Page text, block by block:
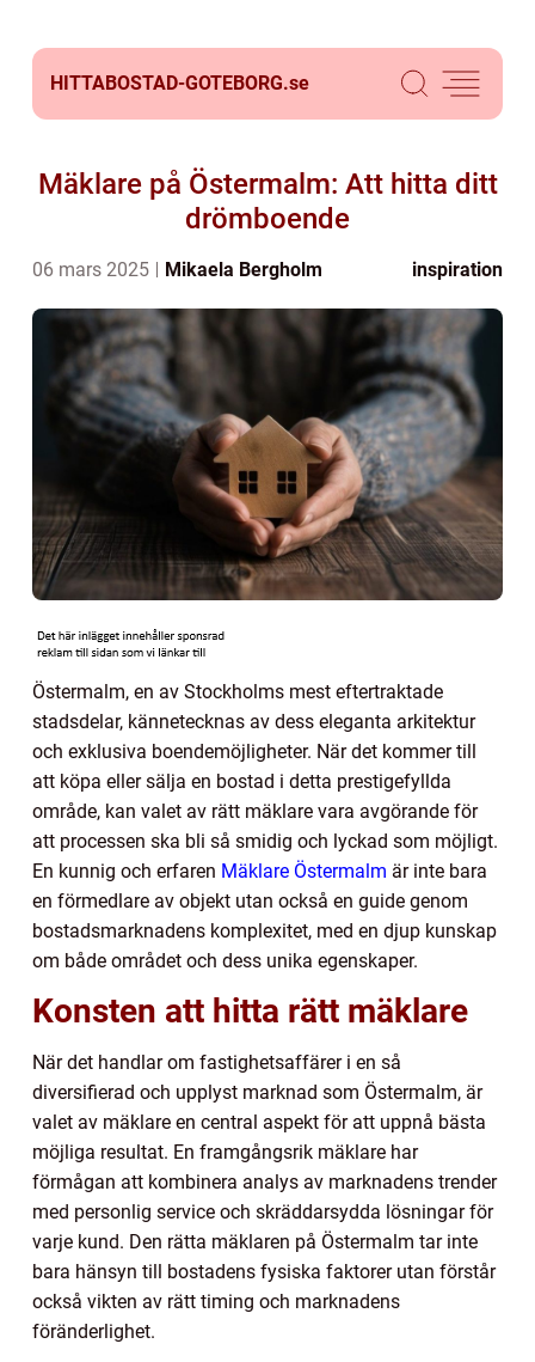
HITTABOSTAD-GOTEBORG.se
Mäklare på Östermalm: Att hitta ditt
drömboende
06 mars 2025 Mikaela Bergholm inspiration
Östermalm, en av Stockholms mest eftertraktade
stadsdelar, kännetecknas av dess eleganta arkitektur
och exklusiva boendemöjligheter. När det kommer till
att köpa eller sälja en bostad i detta prestigefyllda
område, kan valet av rätt mäklare vara avgörande för
att processen ska bli så smidig och lyckad som möjligt.
En kunnig och erfaren Mäklare Östermalm är inte bara
en förmedlare av objekt utan också en guide genom
bostadsmarknadens komplexitet, med en djup kunskap
om både området och dess unika egenskaper.
Konsten att hitta rätt mäklare
När det handlar om fastighetsaffärer i en så
diversifierad och upplyst marknad som Östermalm, är
valet av mäklare en central aspekt för att uppnå bästa
möjliga resultat. En framgångsrik mäklare har
förmågan att kombinera analys av marknadens trender
med personlig service och skräddarsydda lösningar för
varje kund. Den rätta mäklaren på Östermalm tar inte
bara hänsyn till bostadens fysiska faktorer utan förstår
också vikten av rätt timing och marknadens
föränderlighet.